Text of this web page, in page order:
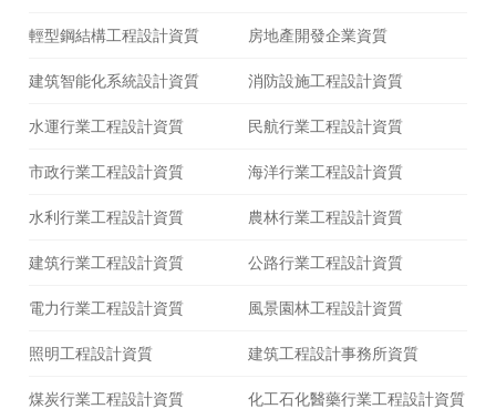
輕型鋼結構工程設計資質 房地產開發企業資質
建筑智能化系統設計資質 消防設施工程設計資質
水運行業工程設計資質 民航行業工程設計資質
市政行業工程設計資質 海洋行業工程設計資質
水利行業工程設計資質 農林行業工程設計資質
建筑行業工程設計資質 公路行業工程設計資質
電力行業工程設計資質 風景園林工程設計資質
照明工程設計資質 建筑工程設計事務所資質
煤炭行業工程設計資質 化工石化醫藥行業工程設計資質